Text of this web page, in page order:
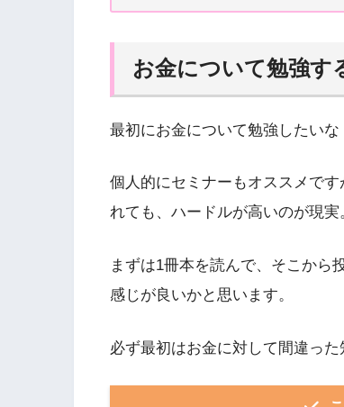
お金について勉強す
最初にお金について勉強したい
個人的にセミナーもオススメで
れても、ハードルが高いのが現実
まずは1冊本を読んで、そこから
感じが良いかと思います。
必ず最初はお金に対して間違った